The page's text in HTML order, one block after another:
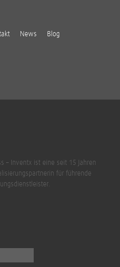
News Blog
– Inventx ist eine seit 15 Jahren
für führende